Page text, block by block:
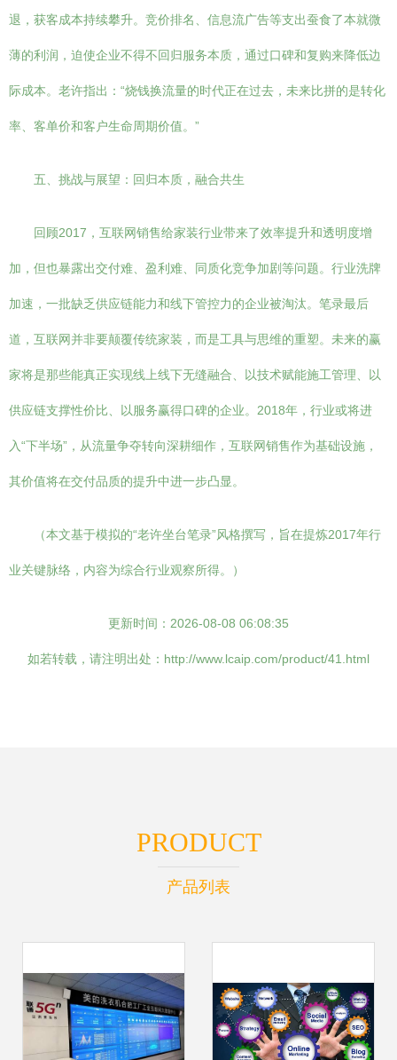
退，获客成本持续攀升。竞价排名、信息流广告等支出蚕食了本就微
薄的利润，迫使企业不得不回归服务本质，通过口碑和复购来降低边
际成本。老许指出：“烧钱换流量的时代正在过去，未来比拼的是转化
率、客单价和客户生命周期价值。”
五、挑战与展望：回归本质，融合共生
回顾2017，互联网销售给家装行业带来了效率提升和透明度增
加，但也暴露出交付难、盈利难、同质化竞争加剧等问题。行业洗牌
加速，一批缺乏供应链能力和线下管控力的企业被淘汰。笔录最后
道，互联网并非要颠覆传统家装，而是工具与思维的重塑。未来的赢
家将是那些能真正实现线上线下无缝融合、以技术赋能施工管理、以
供应链支撑性价比、以服务赢得口碑的企业。2018年，行业或将进
入“下半场”，从流量争夺转向深耕细作，互联网销售作为基础设施，
其价值将在交付品质的提升中进一步凸显。
（本文基于模拟的“老许坐台笔录”风格撰写，旨在提炼2017年行
业关键脉络，内容为综合行业观察所得。）
更新时间：2026-08-08 06:08:35
如若转载，请注明出处：http://www.lcaip.com/product/41.html
PRODUCT
产品列表